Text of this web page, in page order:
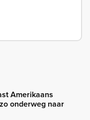
Amerikaans
onderweg naar